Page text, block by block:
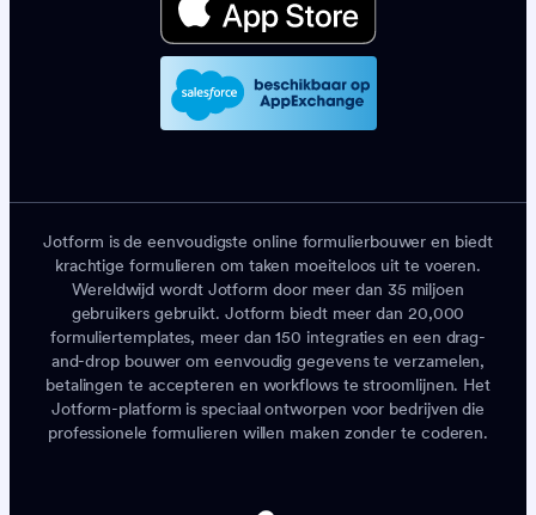
Jotform is de eenvoudigste online formulierbouwer en biedt
krachtige formulieren om taken moeiteloos uit te voeren.
Wereldwijd wordt Jotform door meer dan 35 miljoen
gebruikers gebruikt. Jotform biedt meer dan 20,000
formuliertemplates, meer dan 150 integraties en een drag-
and-drop bouwer om eenvoudig gegevens te verzamelen,
betalingen te accepteren en workflows te stroomlijnen. Het
Jotform-platform is speciaal ontworpen voor bedrijven die
professionele formulieren willen maken zonder te coderen.